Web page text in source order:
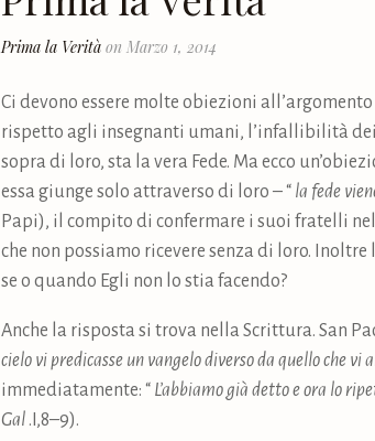
Prima la Verità on Marzo 1, 2014
Ci devono essere molte obiezioni
rispetto agli insegnanti umani, l’infallibilità dei
sopra di loro, sta la vera Fede. Ma ecco
essa giunge solo attraverso di loro – “ la fede
Papi), il compito di confermare i suoi fratelli
che non possiamo ricevere senza di loro.
se o quando Egli non lo stia facendo?
Anche la risposta si trova nella Scrittura. San
cielo vi predicasse un vangelo diverso da quello che
immediatamente: “ L’abbiamo già detto e ora lo
Gal .I,8–9).